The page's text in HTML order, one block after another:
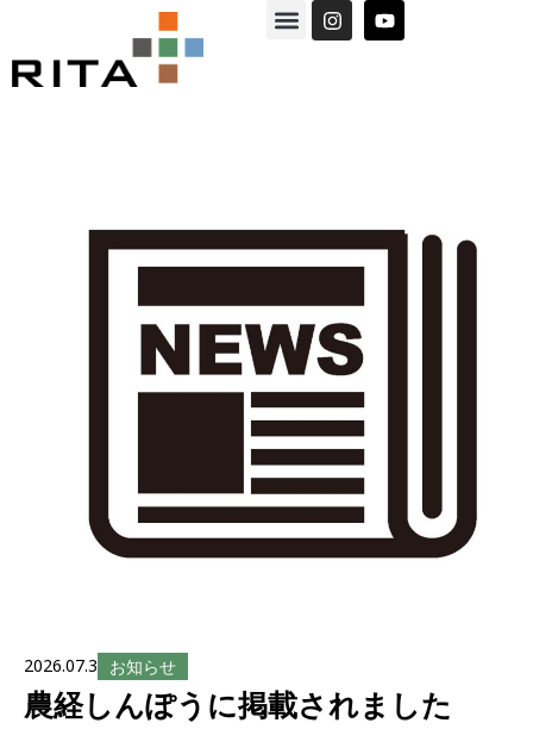
2026.07.3 お知らせ
農経しんぽうに掲載されました